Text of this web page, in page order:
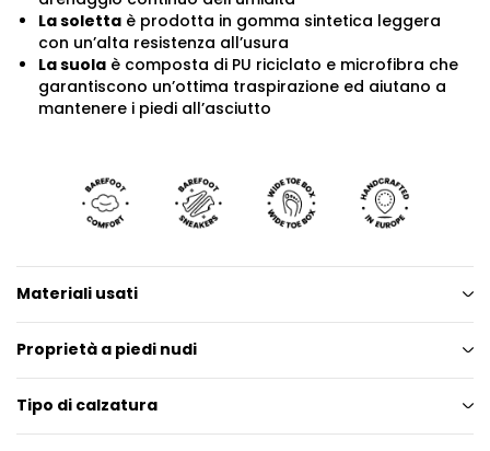
La soletta è prodotta in gomma sintetica leggera
con un’alta resistenza all’usura
La suola è composta di PU riciclato e microfibra che
garantiscono un’ottima traspirazione ed aiutano a
mantenere i piedi all’asciutto
Materiali usati
Proprietà a piedi nudi
Tipo di calzatura